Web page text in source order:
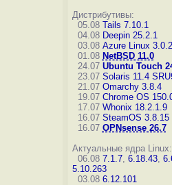
Дистрибутивы:
05.08 Tails 7.10.1
04.08 Deepin 25.2.1
03.08 Azure Linux
01.08 NetBSD 11.0
24.07 Ubuntu Touch
23.07 Solaris 11.4
21.07 Omarchy 3.8.4
19.07 Chrome OS
17.07 Whonix 18.2.1.9
16.07 SteamOS 3.8.15
16.07 OPNsense 26.7
Актуальные ядра Linux:
06.08 7.1.7, 6.18.43,
5.10.263
03.08 6.12.101